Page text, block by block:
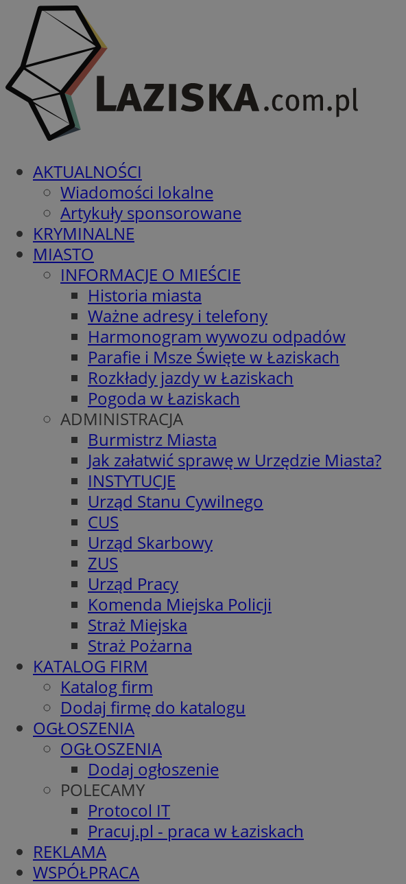
AKTUALNOŚCI
Wiadomości lokalne
Artykuły sponsorowane
KRYMINALNE
MIASTO
INFORMACJE O MIEŚCIE
Historia miasta
Ważne adresy i telefony
Harmonogram wywozu odpadów
Parafie i Msze Święte w Łaziskach
Rozkłady jazdy w Łaziskach
Pogoda w Łaziskach
ADMINISTRACJA
Burmistrz Miasta
Jak załatwić sprawę w Urzędzie Miasta?
INSTYTUCJE
Urząd Stanu Cywilnego
CUS
Urząd Skarbowy
ZUS
Urząd Pracy
Komenda Miejska Policji
Straż Miejska
Straż Pożarna
KATALOG FIRM
Katalog firm
Dodaj firmę do katalogu
OGŁOSZENIA
OGŁOSZENIA
Dodaj ogłoszenie
POLECAMY
Protocol IT
Pracuj.pl - praca w Łaziskach
REKLAMA
WSPÓŁPRACA